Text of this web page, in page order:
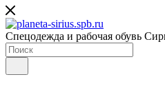
Спецодежда и рабочая обувь